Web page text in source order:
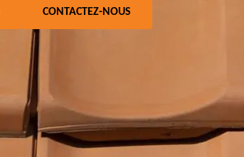
CONTACTEZ-NOUS